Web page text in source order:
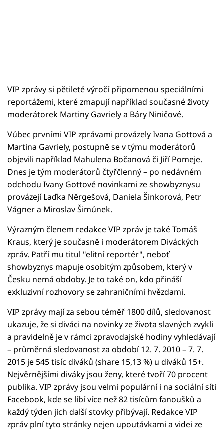
VIP zprávy si pětileté výročí připomenou speciálními
reportážemi, které zmapují například současné životy
moderátorek Martiny Gavriely a Báry Niničové.
Vůbec prvními VIP zprávami provázely Ivana Gottová a
Martina Gavriely, postupně se v týmu moderátorů
objevili například Mahulena Bočanová či Jiří Pomeje.
Dnes je tým moderátorů čtyřčlenný – po nedávném
odchodu Ivany Gottové novinkami ze showbyznysu
provázejí Laďka Něrgešová, Daniela Šinkorová, Petr
Vágner a Miroslav Šimůnek.
Výrazným členem redakce VIP zpráv je také Tomáš
Kraus, který je současně i moderátorem Diváckých
zpráv. Patří mu titul "elitní reportér", neboť
showbyznys mapuje osobitým způsobem, který v
Česku nemá obdoby. Je to také on, kdo přináší
exkluzivní rozhovory se zahraničními hvězdami.
VIP zprávy mají za sebou téměř 1800 dílů, sledovanost
ukazuje, že si diváci na novinky ze života slavných zvykli
a pravidelně je v rámci zpravodajské hodiny vyhledávají
– průměrná sledovanost za období 12. 7. 2010 – 7. 7.
2015 je 545 tisíc diváků (share 15,13 %) u diváků 15+.
Nejvěrnějšími diváky jsou ženy, které tvoří 70 procent
publika. VIP zprávy jsou velmi populární i na sociální síti
Facebook, kde se líbí více než 82 tisícům fanoušků a
každý týden jich další stovky přibývají. Redakce VIP
zpráv plní tyto stránky nejen upoutávkami a videi ze